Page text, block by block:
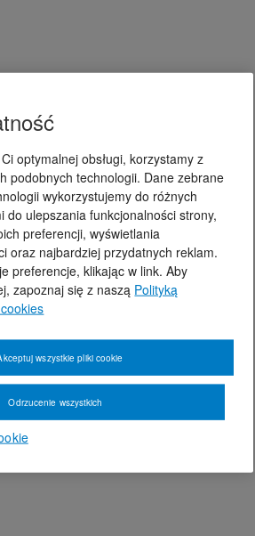
optymalnej obsługi, korzystamy z
podobnych technologii. Dane zebrane
wykorzystujemy do różnych
do ulepszania funkcjonalności strony,
preferencji, wyświetlania
oraz najbardziej przydatnych reklam.
preferencje, klikając w link. Aby
zapoznaj się z naszą Polityką
Odrzucenie wszystkich
wszystkie pliki cookie